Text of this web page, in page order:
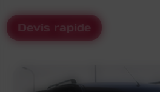
Devis rapide